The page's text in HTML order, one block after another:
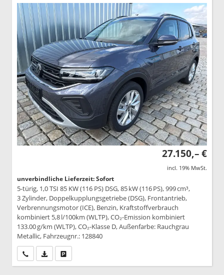
27.150,– €
incl. 19% MwSt.
unverbindliche Lieferzeit: Sofort
5-türig, 1,0 TSI 85 KW (116 PS) DSG, 85 kW (116 PS), 999 cm³,
3 Zylinder, Doppelkupplungsgetriebe (DSG), Frontantrieb,
Verbrennungsmotor (ICE), Benzin, Kraftstoffverbrauch
kombiniert 5,8 l/100km (WLTP), CO₂-Emission kombiniert
133.00 g/km (WLTP), CO₂-Klasse D, Außenfarbe: Rauchgrau
Metallic, Fahrzeugnr.: 128840
Wir rufen Sie anPDF-Datei, Fahrzeugexposé drucken